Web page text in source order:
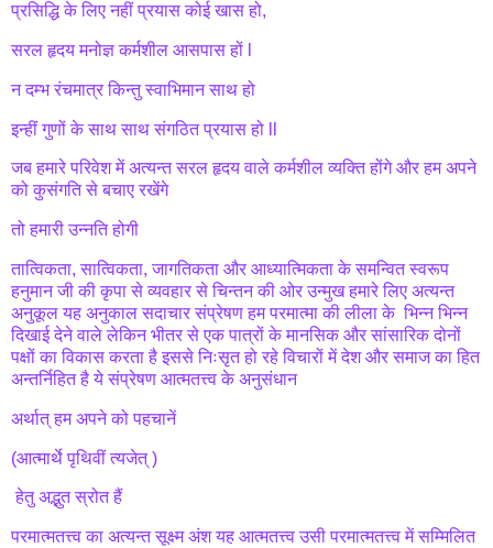
प्रसिद्धि के लिए नहीं प्रयास कोई खास हो,
सरल हृदय मनोज्ञ कर्मशील आसपास हों l
न दम्भ रंचमात्र किन्तु स्वाभिमान साथ हो
इन्हीं गुणों के साथ साथ संगठित प्रयास हो ll
जब हमारे परिवेश में अत्यन्त सरल हृदय वाले कर्मशील व्यक्ति होंगे और हम अपने
को कुसंगति से बचाए रखेंगे
तो हमारी उन्नति होगी
तात्विकता, सात्विकता, जागतिकता और आध्यात्मिकता के समन्वित स्वरूप
हनुमान जी की कृपा से व्यवहार से चिन्तन की ओर उन्मुख हमारे लिए अत्यन्त
अनुकूल यह अनुकाल सदाचार संप्रेषण हम परमात्मा की लीला के भिन्न भिन्न
दिखाई देने वाले लेकिन भीतर से एक पात्रों के मानसिक और सांसारिक दोनों
पक्षों का विकास करता है इससे निःसृत हो रहे विचारों में देश और समाज का हित
अन्तर्निहित है ये संप्रेषण आत्मतत्त्व के अनुसंधान
अर्थात् हम अपने को पहचानें
(आत्मार्थे पृथिवीं त्यजेत् )
हेतु अद्भुत स्रोत हैं
परमात्मतत्त्व का अत्यन्त सूक्ष्म अंश यह आत्मतत्त्व उसी परमात्मतत्त्व में सम्मिलित